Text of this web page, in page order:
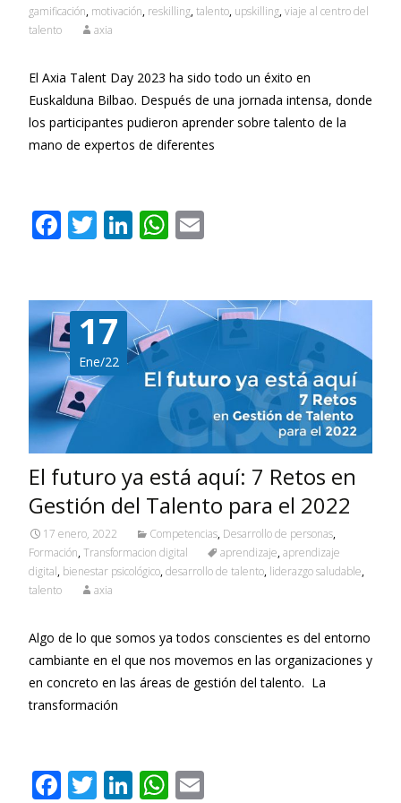
gamificación, motivación, reskilling,talento, upskilling,viaje al centro del
talento
axia
El Axia Talent Day 2023 ha sido todo un éxito en
Euskalduna Bilbao. Después de una jornada intensa, donde
los participantes pudieron aprender sobre talento de la
mano de expertos de diferentes
F
b
o
o
k
T
er
Li
e
dI
n
W
s
A
p
p
l
17
Ene/22
El futuro ya está aquí: 7 Retos en
Gestión del Talento para el 2022
17 enero, 2022 Competencias, Desarrollo de personas,
Formación,Transformacion digital aprendizaje,aprendizaje
digital, bienestar psicológico,desarrollo de talento, liderazgo saludable,
talento
axia
Algo de lo que somos ya todos conscientes es del entorno
cambiante en el que nos movemos en las organizaciones y
en concreto en las áreas de gestión del talento. La
transformación
F T Li W